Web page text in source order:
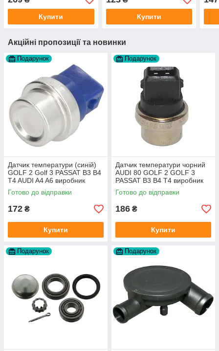
Купити Купити
Акційні пропозиції та новинки
Подарунок
Датчик температури (синій)
GOLF 2 Golf 3 PASSAT B3 B4
T4 AUDI A4 A6 виробник
Topran Німеччина
Готово до відправки
172 ₴
Купити
Подарунок
Датчик температури чорний
AUDI 80 GOLF 2 GOLF 3
PASSAT B3 B4 T4 виробник
TOPRAN Німеччина
Готово до відправки
186 ₴
Купити
Подарунок Подарунок